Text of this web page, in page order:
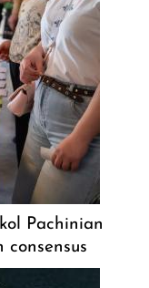
Pachinian